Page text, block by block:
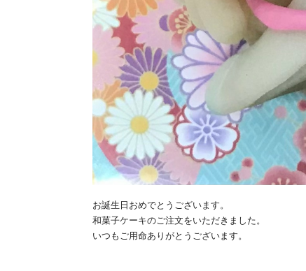
お誕生日おめでとうございます。
和菓子ケーキのご注文をいただきました。
いつもご用命ありがとうございます。